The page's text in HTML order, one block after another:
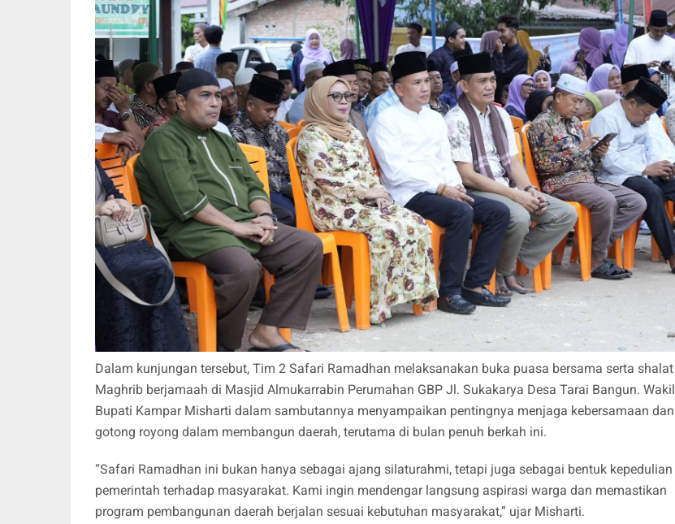
Dalam kunjungan tersebut, Tim 2 Safari Ramadhan melaksanakan buka puasa bersama serta shalat
Maghrib berjamaah di Masjid Almukarrabin Perumahan GBP Jl. Sukakarya Desa Tarai Bangun. Wakil
Bupati Kampar Misharti dalam sambutannya menyampaikan pentingnya menjaga kebersamaan dan
gotong royong dalam membangun daerah, terutama di bulan penuh berkah ini.
“Safari Ramadhan ini bukan hanya sebagai ajang silaturahmi, tetapi juga sebagai bentuk kepedulian
pemerintah terhadap masyarakat. Kami ingin mendengar langsung aspirasi warga dan memastikan
program pembangunan daerah berjalan sesuai kebutuhan masyarakat,” ujar Misharti.